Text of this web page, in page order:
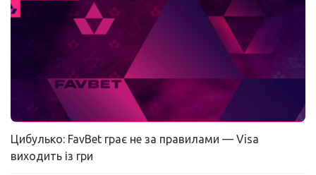
Цибулько: FavBet грає не за правилами — Visa
виходить із гри